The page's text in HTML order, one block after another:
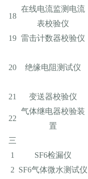
18
在线电流监测电流
表校验仪
19 雷击计数器校验仪
20 绝缘电阻测试仪
21 变送器校验仪
22
气体继电器校验装
置
三
1
SF6检漏仪
2 SF6气体微水测试仪